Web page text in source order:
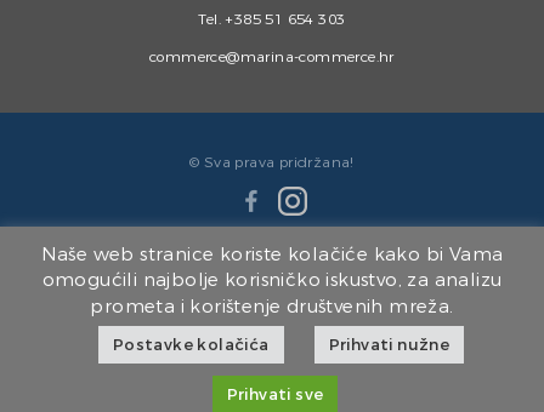
Tel. +385 51 654 303
commerce@marina-commerce.hr
© Sva prava pridržana!
Članice Marina Punat Grupe:
Marina Punat d.o.o. | Brodogradilište Punat d.o.o. |
Marina Punat Hotel & Resort | Marina Commerce d.o.o.
Naše web stranice koriste kolačiće kako bi Vama
omogućili najbolje korisničko iskustvo, za analizu
prometa i korištenje društvenih mreža.
Postavke kolačića Prihvati nužne
Prihvati sve